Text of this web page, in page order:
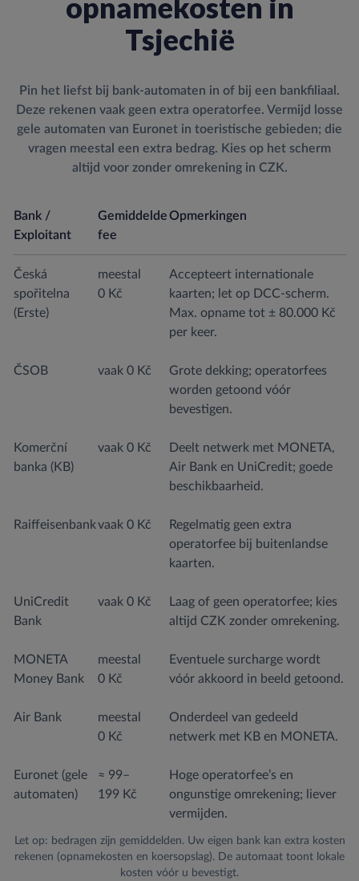
opnamekosten in
Tsjechië
Pin het liefst bij bank-automaten in of bij een bankfiliaal.
Deze rekenen vaak geen extra operatorfee. Vermijd losse
gele automaten van Euronet in toeristische gebieden; die
vragen meestal een extra bedrag. Kies op het scherm
altijd voor zonder omrekening in CZK.
Bank /
Exploitant
Gemiddelde
fee
Opmerkingen
Česká
spořitelna
(Erste)
meestal
0 Kč
Accepteert internationale
kaarten; let op DCC-scherm.
Max. opname tot ± 80.000 Kč
per keer.
ČSOB vaak 0 Kč
Grote dekking; operatorfees
worden getoond vóór
bevestigen.
Komerční
banka (KB)
vaak 0 Kč
Deelt netwerk met MONETA,
Air Bank en UniCredit; goede
beschikbaarheid.
Raiffeisenbankvaak 0 Kč
Regelmatig geen extra
operatorfee bij buitenlandse
kaarten.
UniCredit
Bank
vaak 0 Kč
Laag of geen operatorfee; kies
altijd CZK zonder omrekening.
MONETA
Money Bank
meestal
0 Kč
Eventuele surcharge wordt
vóór akkoord in beeld getoond.
Air Bank
meestal
0 Kč
Onderdeel van gedeeld
netwerk met KB en MONETA.
Euronet (gele
automaten)
≈ 99–
199 Kč
Hoge operatorfee’s en
ongunstige omrekening; liever
vermijden.
Let op: bedragen zijn gemiddelden. Uw eigen bank kan extra kosten
rekenen (opnamekosten en koersopslag). De automaat toont lokale
kosten vóór u bevestigt.